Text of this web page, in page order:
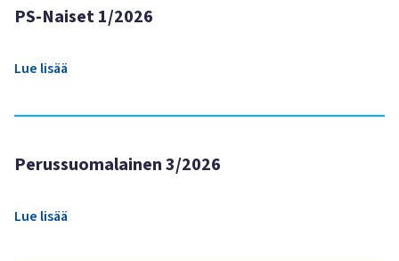
PS-Naiset 1/2026
Lue lisää
Perussuomalainen 3/2026
Lue lisää